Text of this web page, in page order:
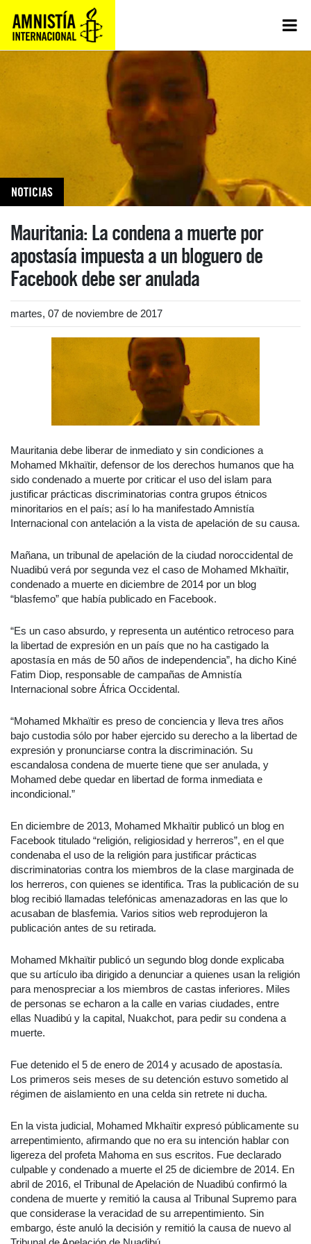
NOTICIAS
Mauritania: La condena a muerte por
apostasía impuesta a un bloguero de
Facebook debe ser anulada
martes, 07 de noviembre de 2017
Mauritania debe liberar de inmediato y sin condiciones a
Mohamed Mkhaïtir, defensor de los derechos humanos que ha
sido condenado a muerte por criticar el uso del islam para
justificar prácticas discriminatorias contra grupos étnicos
minoritarios en el país; así lo ha manifestado Amnistía
Internacional con antelación a la vista de apelación de su causa.
Mañana, un tribunal de apelación de la ciudad noroccidental de
Nuadibú verá por segunda vez el caso de Mohamed Mkhaïtir,
condenado a muerte en diciembre de 2014 por un blog
“blasfemo” que había publicado en Facebook.
“Es un caso absurdo, y representa un auténtico retroceso para
la libertad de expresión en un país que no ha castigado la
apostasía en más de 50 años de independencia”, ha dicho Kiné
Fatim Diop, responsable de campañas de Amnistía
Internacional sobre África Occidental.
“Mohamed Mkhaïtir es preso de conciencia y lleva tres años
bajo custodia sólo por haber ejercido su derecho a la libertad de
expresión y pronunciarse contra la discriminación. Su
escandalosa condena de muerte tiene que ser anulada, y
Mohamed debe quedar en libertad de forma inmediata e
incondicional.”
En diciembre de 2013, Mohamed Mkhaïtir publicó un blog en
Facebook titulado “religión, religiosidad y herreros”, en el que
condenaba el uso de la religión para justificar prácticas
discriminatorias contra los miembros de la clase marginada de
los herreros, con quienes se identifica. Tras la publicación de su
blog recibió llamadas telefónicas amenazadoras en las que lo
acusaban de blasfemia. Varios sitios web reprodujeron la
publicación antes de su retirada.
Mohamed Mkhaïtir publicó un segundo blog donde explicaba
que su artículo iba dirigido a denunciar a quienes usan la religión
para menospreciar a los miembros de castas inferiores. Miles
de personas se echaron a la calle en varias ciudades, entre
ellas Nuadibú y la capital, Nuakchot, para pedir su condena a
muerte.
Fue detenido el 5 de enero de 2014 y acusado de apostasía.
Los primeros seis meses de su detención estuvo sometido al
régimen de aislamiento en una celda sin retrete ni ducha.
En la vista judicial, Mohamed Mkhaïtir expresó públicamente su
arrepentimiento, afirmando que no era su intención hablar con
ligereza del profeta Mahoma en sus escritos. Fue declarado
culpable y condenado a muerte el 25 de diciembre de 2014. En
abril de 2016, el Tribunal de Apelación de Nuadibú confirmó la
condena de muerte y remitió la causa al Tribunal Supremo para
que considerase la veracidad de su arrepentimiento. Sin
embargo, éste anuló la decisión y remitió la causa de nuevo al